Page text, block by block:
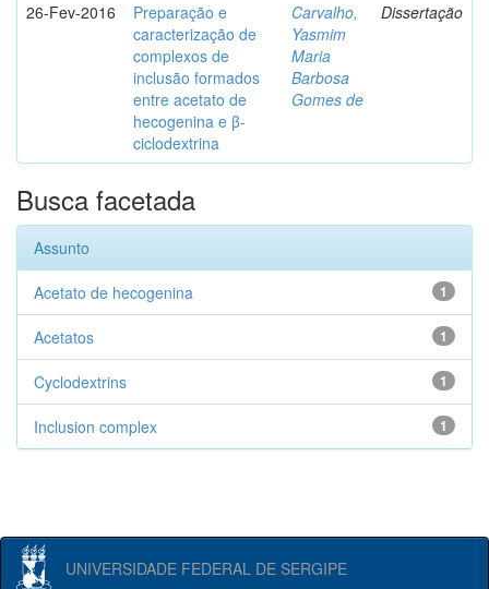
26-Fev-2016
Preparação e
caracterização de
complexos de
inclusão formados
entre acetato de
hecogenina e β-
ciclodextrina
Carvalho,
Yasmim
Maria
Barbosa
Gomes de
Dissertação
Busca facetada
Assunto
1
Acetato de hecogenina
1
Acetatos
1
Cyclodextrins
1
Inclusion complex
UNIVERSIDADE FEDERAL DE SERGIPE